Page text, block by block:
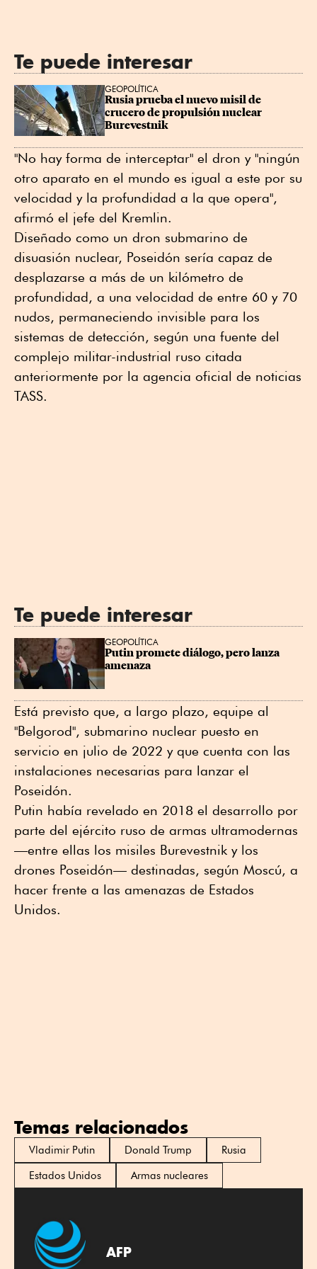
Te puede interesar
GEOPOLÍTICA
Rusia prueba el nuevo misil de
crucero de propulsión nuclear
Burevestnik
"No hay forma de interceptar" el dron y "ningún
otro aparato en el mundo es igual a este por su
velocidad y la profundidad a la que opera",
afirmó el jefe del Kremlin.
Diseñado como un dron submarino de
disuasión nuclear, Poseidón sería capaz de
desplazarse a más de un kilómetro de
profundidad, a una velocidad de entre 60 y 70
nudos, permaneciendo invisible para los
sistemas de detección, según una fuente del
complejo militar-industrial ruso citada
anteriormente por la agencia oficial de noticias
TASS.
Te puede interesar
GEOPOLÍTICA
Putin promete diálogo, pero lanza
amenaza
Está previsto que, a largo plazo, equipe al
"Belgorod", submarino nuclear puesto en
servicio en julio de 2022 y que cuenta con las
instalaciones necesarias para lanzar el
Poseidón.
Putin había revelado en 2018 el desarrollo por
parte del ejército ruso de armas ultramodernas
—entre ellas los misiles Burevestnik y los
drones Poseidón— destinadas, según Moscú, a
hacer frente a las amenazas de Estados
Unidos.
Temas relacionados
Vladimir Putin Donald Trump
Rusia
Estados Unidos
Armas nucleares
AFP